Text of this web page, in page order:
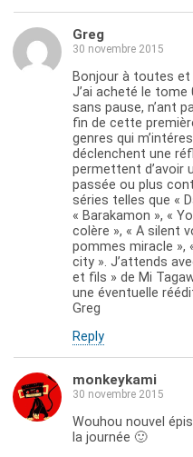
Greg
30 novembre 2015
Bonjour à toutes et
J’ai acheté le tome
sans pause, n’ant
fin de cette
genres qui
déclenchent une
permettent d’avoir
passée ou plus
séries telles que «
« Barakamon », «
colère », « A silent
pommes miracle »,
city ». J’attends
et fils » de Mi
une éventuelle
Greg
Reply
monkeykami
30 novembre 2015
Wouhou nouvel
la journée 🙂